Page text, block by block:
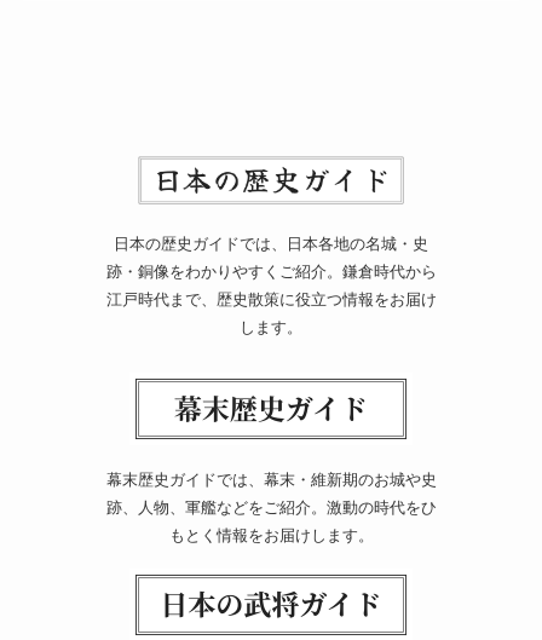
日本の歴史ガイドでは、日本各地の名城・史
跡・銅像をわかりやすくご紹介。鎌倉時代から
江戸時代まで、歴史散策に役立つ情報をお届け
します。
幕末歴史ガイドでは、幕末・維新期のお城や史
跡、人物、軍艦などをご紹介。激動の時代をひ
もとく情報をお届けします。